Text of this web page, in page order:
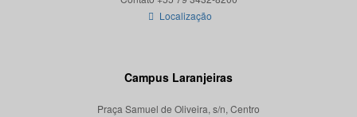
Localização
Campus Laranjeiras
Praça Samuel de Oliveira, s/n, Centro